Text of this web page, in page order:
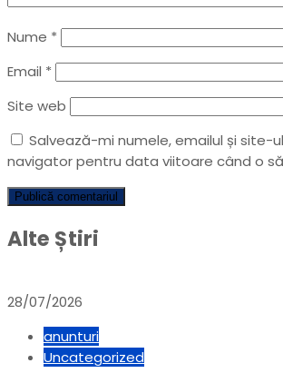
Nume *
Email *
Site web
Salvează-mi numele, emailul și site-
navigator pentru data viitoare când o
Alte Știri
28/07/2026
anunturi
Uncategorized